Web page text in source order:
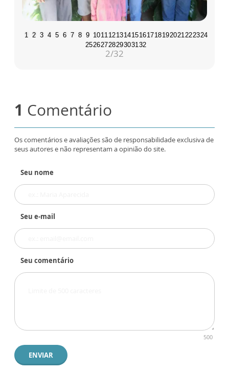
1 2 3 4 5 6 7 8 9 1011 12131415161718192021 222324
25262728293031 32
2/32
1 Comentário
Os comentários e avaliações são de responsabilidade exclusiva de
seus autores e não representam a opinião do site.
Seu nome
Seu e-mail
Seu comentário
500
ENVIAR